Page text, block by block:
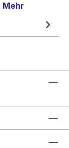
Mehr